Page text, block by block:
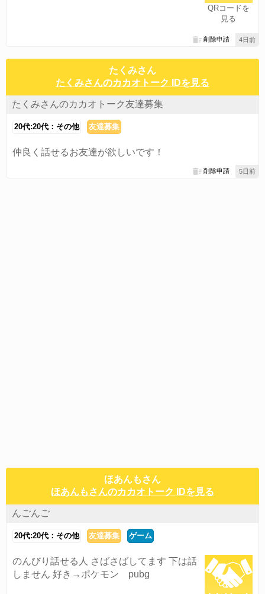
QRコードを
見る
4日前
削除申請
たくみさん
たくみさんのカカオトーク IDを見る
たくみさんのカカオトーク友達募集
20代:20代：その他 友達募集
仲良く話せるお友達が欲しいです！
5日前
削除申請
ほあんもさん
ほあんもさんのカカオトーク IDを見る
んごんご
20代:20代：その他 友達募集 ゲーム
のんびり話せる人 さばさばしてます 下は話
しません 好き→ポケモン pubg